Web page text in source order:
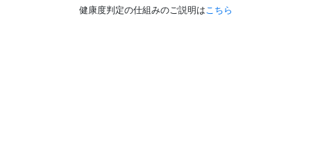
健康度判定の仕組みのご説明はこちら